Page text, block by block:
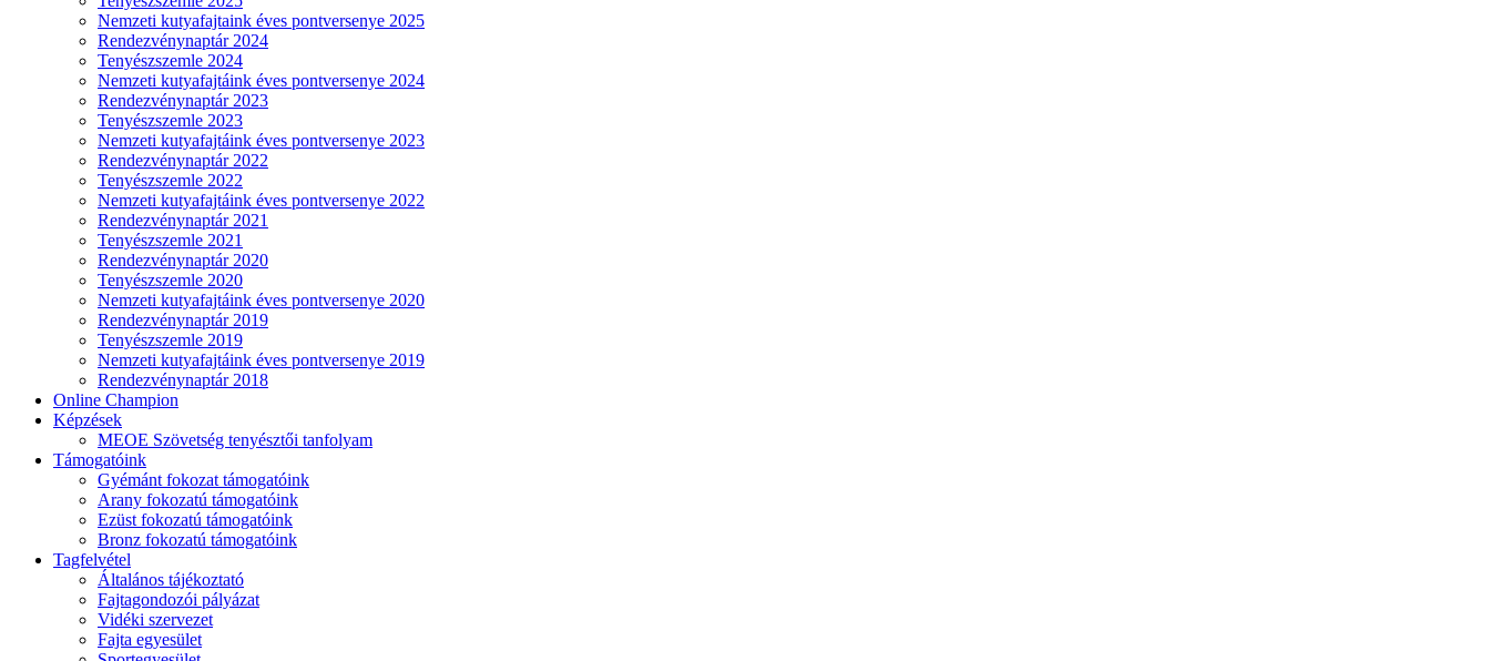
Nemzeti kutyafajtaink éves pontversenye 2025
Rendezvénynaptár 2024
Tenyészszemle 2024
Nemzeti kutyafajtáink éves pontversenye 2024
Rendezvénynaptár 2023
Tenyészszemle 2023
Nemzeti kutyafajtáink éves pontversenye 2023
Rendezvénynaptár 2022
Tenyészszemle 2022
Nemzeti kutyafajtáink éves pontversenye 2022
Rendezvénynaptár 2021
Tenyészszemle 2021
Rendezvénynaptár 2020
Tenyészszemle 2020
Nemzeti kutyafajtáink éves pontversenye 2020
Rendezvénynaptár 2019
Tenyészszemle 2019
Nemzeti kutyafajtáink éves pontversenye 2019
Rendezvénynaptár 2018
Online Champion
Képzések
MEOE Szövetség tenyésztői tanfolyam
Támogatóink
Gyémánt fokozat támogatóink
Arany fokozatú támogatóink
Ezüst fokozatú támogatóink
Bronz fokozatú támogatóink
Tagfelvétel
Általános tájékoztató
Fajtagondozói pályázat
Vidéki szervezet
Fajta egyesület